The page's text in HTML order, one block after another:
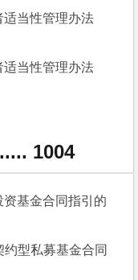
当性管理办法
适当性管理办法
1004
基金合同指引的
型私募基金合同